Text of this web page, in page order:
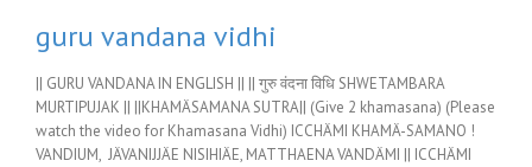
guru vandana vidhi
|| GURU VANDANA IN ENGLISH || || गुरु वंदना विधि SHWETAMBARA
MURTIPUJAK || ||KHAMÄSAMANA SUTRA|| (Give 2 khamasana) (Please
watch the video for Khamasana Vidhi) ICCHÄMI KHAMÄ-SAMANO !
VANDIUM, JÄVANIJJÄE NISIHIÄE, MATTHAENA VANDÄMI || ICCHÄMI